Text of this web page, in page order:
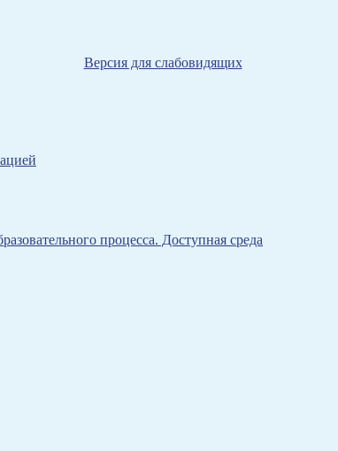
Версия для слабовидящих
процесса. Доступная среда